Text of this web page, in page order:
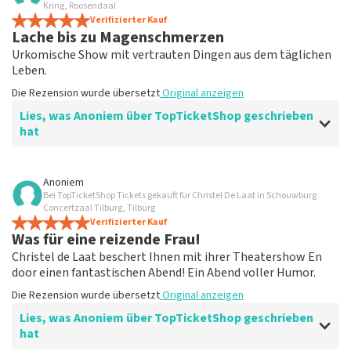
Kring, Roosendaal
Verifizierter Kauf
Lache bis zu Magenschmerzen
Urkomische Show mit vertrauten Dingen aus dem täglichen
Leben.
Die Rezension wurde übersetztOriginal anzeigen
Lies, was Anoniem über TopTicketShop geschrieben
hat
Bewertung von Anoniem über
Gute, aber überteuerte Tickets
Alles war gut organisiert und man konnte sogar das
Datum ändern, wirklich cool, aber die Randnotiz ist,
dass die Karten für das Doppelte verkauft werden, was
man im Theater verloren hat. Verstehst du, dass es nur
so viel zu verdienen gibt?
Die Rezension wurde übersetztOriginal anzeigen
Anoniem
Bei TopTicketShop Tickets gekauft für Christel De Laat in Schouwburg
Concertzaal Tilburg, Tilburg
Verifizierter Kauf
Was für eine reizende Frau!
Christel de Laat beschert Ihnen mit ihrer Theatershow En
door einen fantastischen Abend! Ein Abend voller Humor.
Die Rezension wurde übersetztOriginal anzeigen
Lies, was Anoniem über TopTicketShop geschrieben
hat